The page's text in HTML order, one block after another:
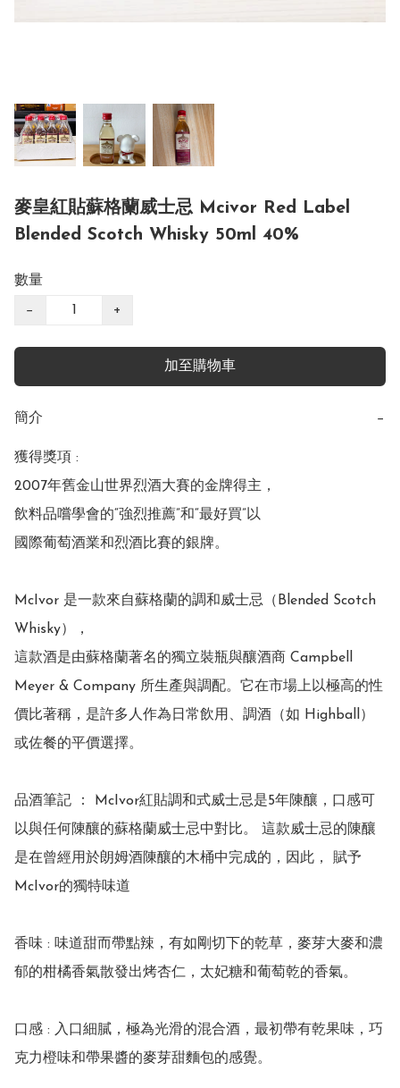
麥皇紅貼蘇格蘭威士忌 Mcivor Red Label
Blended Scotch Whisky 50ml 40%
數量
− +
加至購物車
簡介 −
獲得獎項 :
2007年舊金山世界烈酒大賽的金牌得主，
飲料品嚐學會的“強烈推薦”和“最好買”以
國際葡萄酒業和烈酒比賽的銀牌。
McIvor 是一款來自蘇格蘭的調和威士忌（Blended Scotch
Whisky），
這款酒是由蘇格蘭著名的獨立裝瓶與釀酒商 Campbell
Meyer & Company 所生產與調配。它在市場上以極高的性
價比著稱，是許多人作為日常飲用、調酒（如 Highball）
或佐餐的平價選擇。
品酒筆記 ： McIvor紅貼調和式威士忌是5年陳釀，口感可
以與任何陳釀的蘇格蘭威士忌中對比。 這款威士忌的陳釀
是在曾經用於朗姆酒陳釀的木桶中完成的，因此， 賦予
McIvor的獨特味道
香味 : 味道甜而帶點辣，有如剛切下的乾草，麥芽大麥和濃
郁的柑橘香氣散發出烤杏仁，太妃糖和葡萄乾的香氣。
口感 : 入口細膩，極為光滑的混合酒，最初帶有乾果味，巧
克力橙味和帶果醬的麥芽甜麵包的感覺。